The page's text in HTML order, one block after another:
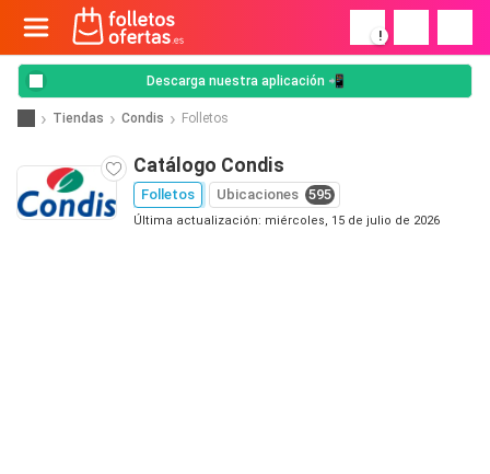
!
Descarga nuestra aplicación 📲
Tiendas Condis Folletos
Catálogo Condis
Folletos Ubicaciones 595
Última actualización: miércoles, 15 de julio de 2026